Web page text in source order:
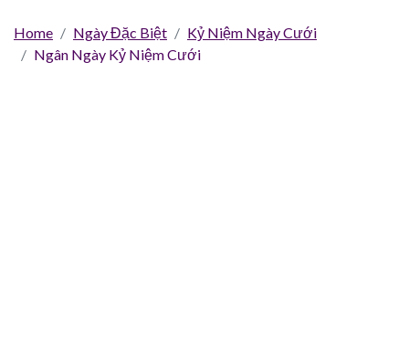
Home Ngày Đặc Biệt
Kỷ Niệm Ngày Cưới
Ngân Ngày Kỷ Niệm Cưới